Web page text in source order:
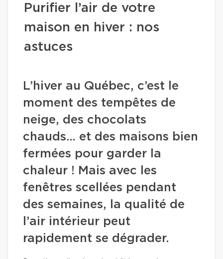
Purifier l’air de votre
maison en hiver : nos
astuces
L’hiver au Québec, c’est le
moment des tempêtes de
neige, des chocolats
chauds… et des maisons bien
fermées pour garder la
chaleur ! Mais avec les
fenêtres scellées pendant
des semaines, la qualité de
l’air intérieur peut
rapidement se dégrader.